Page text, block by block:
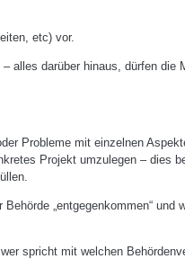
etc) vor.
alles darüber hinaus, dürfen die
Probleme mit einzelnen
Projekt umzulegen – dies
„entgegenkommen“ und
spricht mit welchen